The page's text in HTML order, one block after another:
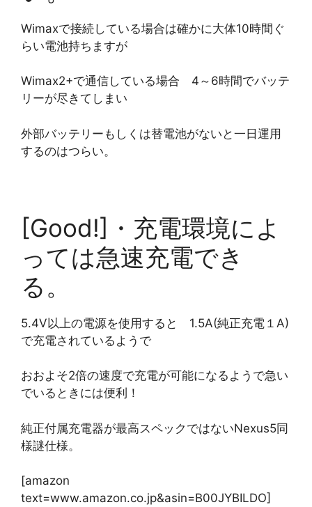
Wimaxで接続している場合は確かに大体10時間ぐ
らい電池持ちますが
Wimax2+で通信している場合 4～6時間でバッテ
リーが尽きてしまい
外部バッテリーもしくは替電池がないと一日運用
するのはつらい。
[Good!]・充電環境によ
っては急速充電でき
る。
5.4V以上の電源を使用すると 1.5A(純正充電１A)
で充電されているようで
おおよそ2倍の速度で充電が可能になるようで急い
でいるときには便利！
純正付属充電器が最高スペックではないNexus5同
様謎仕様。
[amazon
text=www.amazon.co.jp&asin=B00JYBILDO]